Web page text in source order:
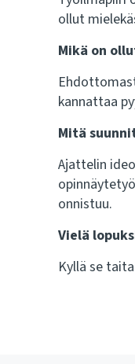
ollut
Mikä on
kannattaa
Mitä
Ajattelin
onnistuu.
Vielä
Kyllä se